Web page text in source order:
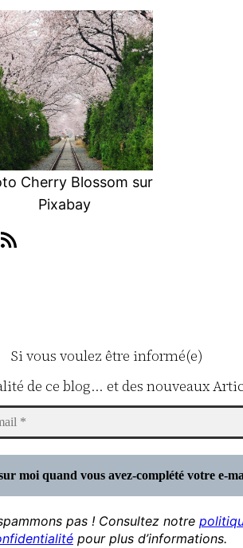
Cherry Blossom sur
Pixabay
E-
Si vous voulez être informé(e)
de ce blog… et des nouveaux
pas ! Consultez notre
pour plus d’informations.